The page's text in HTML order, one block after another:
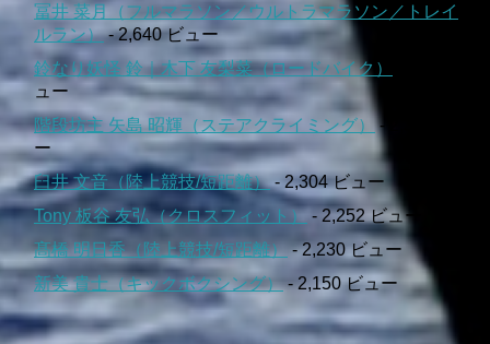
冨井 菜月（フルマラソン／ウルトラマラソン／トレイ
ルラン）- 2,640 ビュー
鈴なり妖怪 鈴｜木下 友梨菜（ロードバイク）
ュー
階段坊主 矢島 昭輝（ステアクライミング）- 2,380 ビュ
ー
臼井 文音（陸上競技/短距離） - 2,304 ビュー
Tony 板谷 友弘（クロスフィット） - 2,252 ビュー
髙橋 明日香（陸上競技/短距離）- 2,230 ビュー
新美 貴士（キックボクシング）- 2,150 ビュー